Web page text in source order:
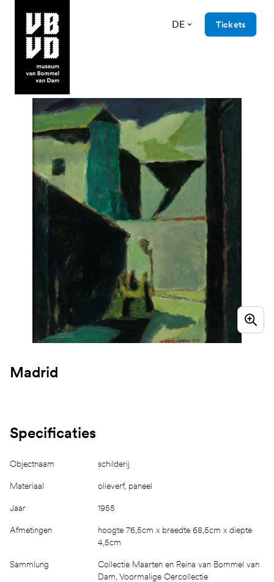
museum van Bommel van Dam
DE Tickets
Madrid
Specificaties
Objectnaam schilderij
Materiaal olieverf, paneel
Jaar 1955
Afmetingen
hoogte 76,5cm x breedte 68,5cm x diepte
4,5cm
Sammlung
Collectie Maarten en Reina van Bommel van
Dam, Voormalige Oercollectie